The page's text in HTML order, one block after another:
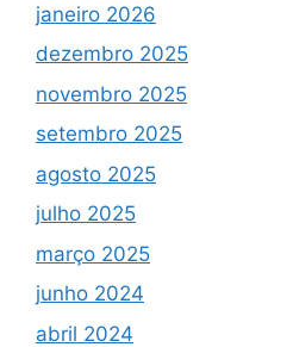
janeiro 2026
dezembro 2025
novembro 2025
setembro 2025
agosto 2025
julho 2025
março 2025
junho 2024
abril 2024